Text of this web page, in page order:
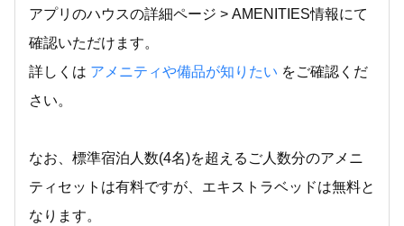
アプリのハウスの詳細ページ > AMENITIES情報にて
確認いただけます。
詳しくは アメニティや備品が知りたい をご確認くだ
さい。
なお、標準宿泊人数(4名)を超えるご人数分のアメニ
ティセットは有料ですが、エキストラベッドは無料と
なります。